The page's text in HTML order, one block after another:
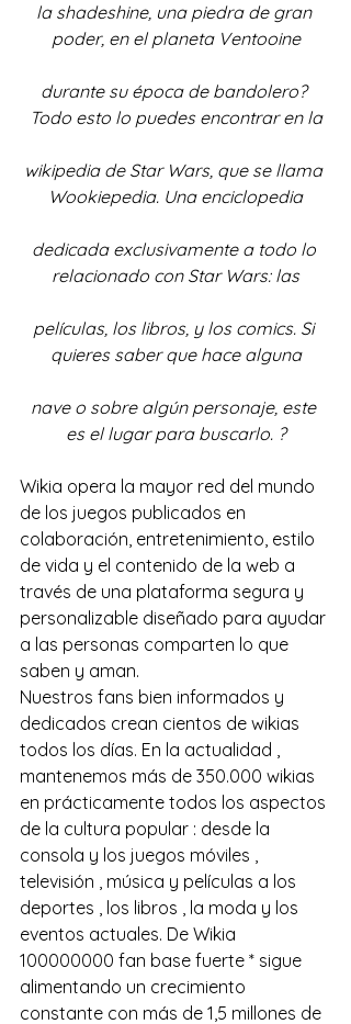
la shadeshine, una piedra de gran
poder, en el planeta Ventooine
durante su época de bandolero?
Todo esto lo puedes encontrar en la
wikipedia de Star Wars, que se llama
Wookiepedia. Una enciclopedia
dedicada exclusivamente a todo lo
relacionado con Star Wars: las
películas, los libros, y los comics. Si
quieres saber que hace alguna
nave o sobre algún personaje, este
es el lugar para buscarlo. ?
Wikia opera la mayor red del mundo
de los juegos publicados en
colaboración, entretenimiento, estilo
de vida y el contenido de la web a
través de una plataforma segura y
personalizable diseñado para ayudar
a las personas comparten lo que
saben y aman.
Nuestros fans bien informados y
dedicados crean cientos de wikias
todos los días. En la actualidad ,
mantenemos más de 350.000 wikias
en prácticamente todos los aspectos
de la cultura popular : desde la
consola y los juegos móviles ,
televisión , música y películas a los
deportes , los libros , la moda y los
eventos actuales. De Wikia
100000000 fan base fuerte * sigue
alimentando un crecimiento
constante con más de 1,5 millones de